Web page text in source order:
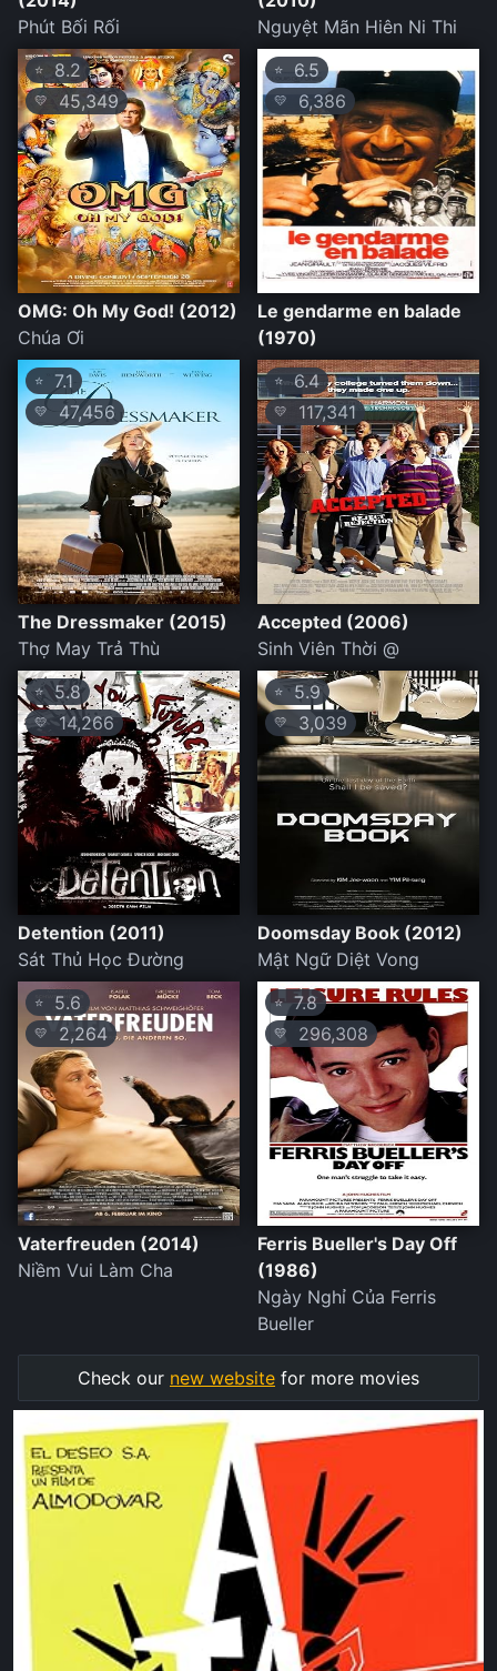
Phút Bối Rối
Nguyệt Mãn Hiên Ni Thi
⭐ 8.2
💛 45,349
OMG: Oh My God! (2012)
Chúa Ơi
⭐ 6.5
💛 6,386
Le gendarme en balade
(1970)
⭐ 7.1
💛 47,456
The Dressmaker (2015)
Thợ May Trả Thù
⭐ 6.4
💛 117,341
Accepted (2006)
Sinh Viên Thời @
⭐5.8
💛14,266
Detention (2011)
Sát Thủ Học Đường
⭐ 5.9
💛 3,039
Doomsday Book (2012)
Mật Ngữ Diệt Vong
⭐ 5.6
💛 2,264
Vaterfreuden (2014)
Niềm Vui Làm Cha
⭐7.8
💛 296,308
Ferris Bueller's Day Off
(1986)
Ngày Nghỉ Của Ferris
Bueller
Check our new website for more movies